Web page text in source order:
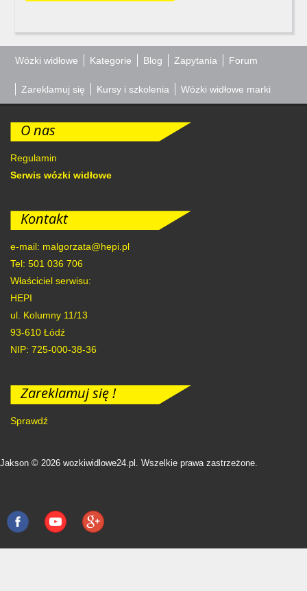
Wózki widłowe Kategorie Blog Zapytania Forum
Zareklamuj się Kursy i szkolenia Wózki widłowe marki
O nas
Regulamin
Serwis wózki widłowe
Kontakt
e-mail: malgorzata@hepi.pl
Tel: 501 036 706
Właściciel serwisu:
HEPI
ul. Kolumny 11/13
93-610 Łódź
NIP: 725-000-38-36
Zareklamuj się !
Sprawdź
Jakson © 2026 wozkiwidlowe24.pl. Wszelkie prawa zastrzeżone.